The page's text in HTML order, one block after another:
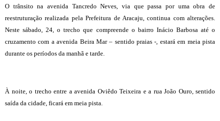
O trânsito na avenida Tancredo Neves, via que passa por uma obra de
reestruturação realizada pela Prefeitura de Aracaju, continua com alterações.
Neste sábado, 24, o trecho que compreende o bairro Inácio Barbosa até o
cruzamento com a avenida Beira Mar – sentido praias -, estará em meia pista
durante os períodos da manhã e tarde.
À noite, o trecho entre a avenida Oviêdo Teixeira e a rua João Ouro, sentido
saída da cidade, ficará em meia pista.